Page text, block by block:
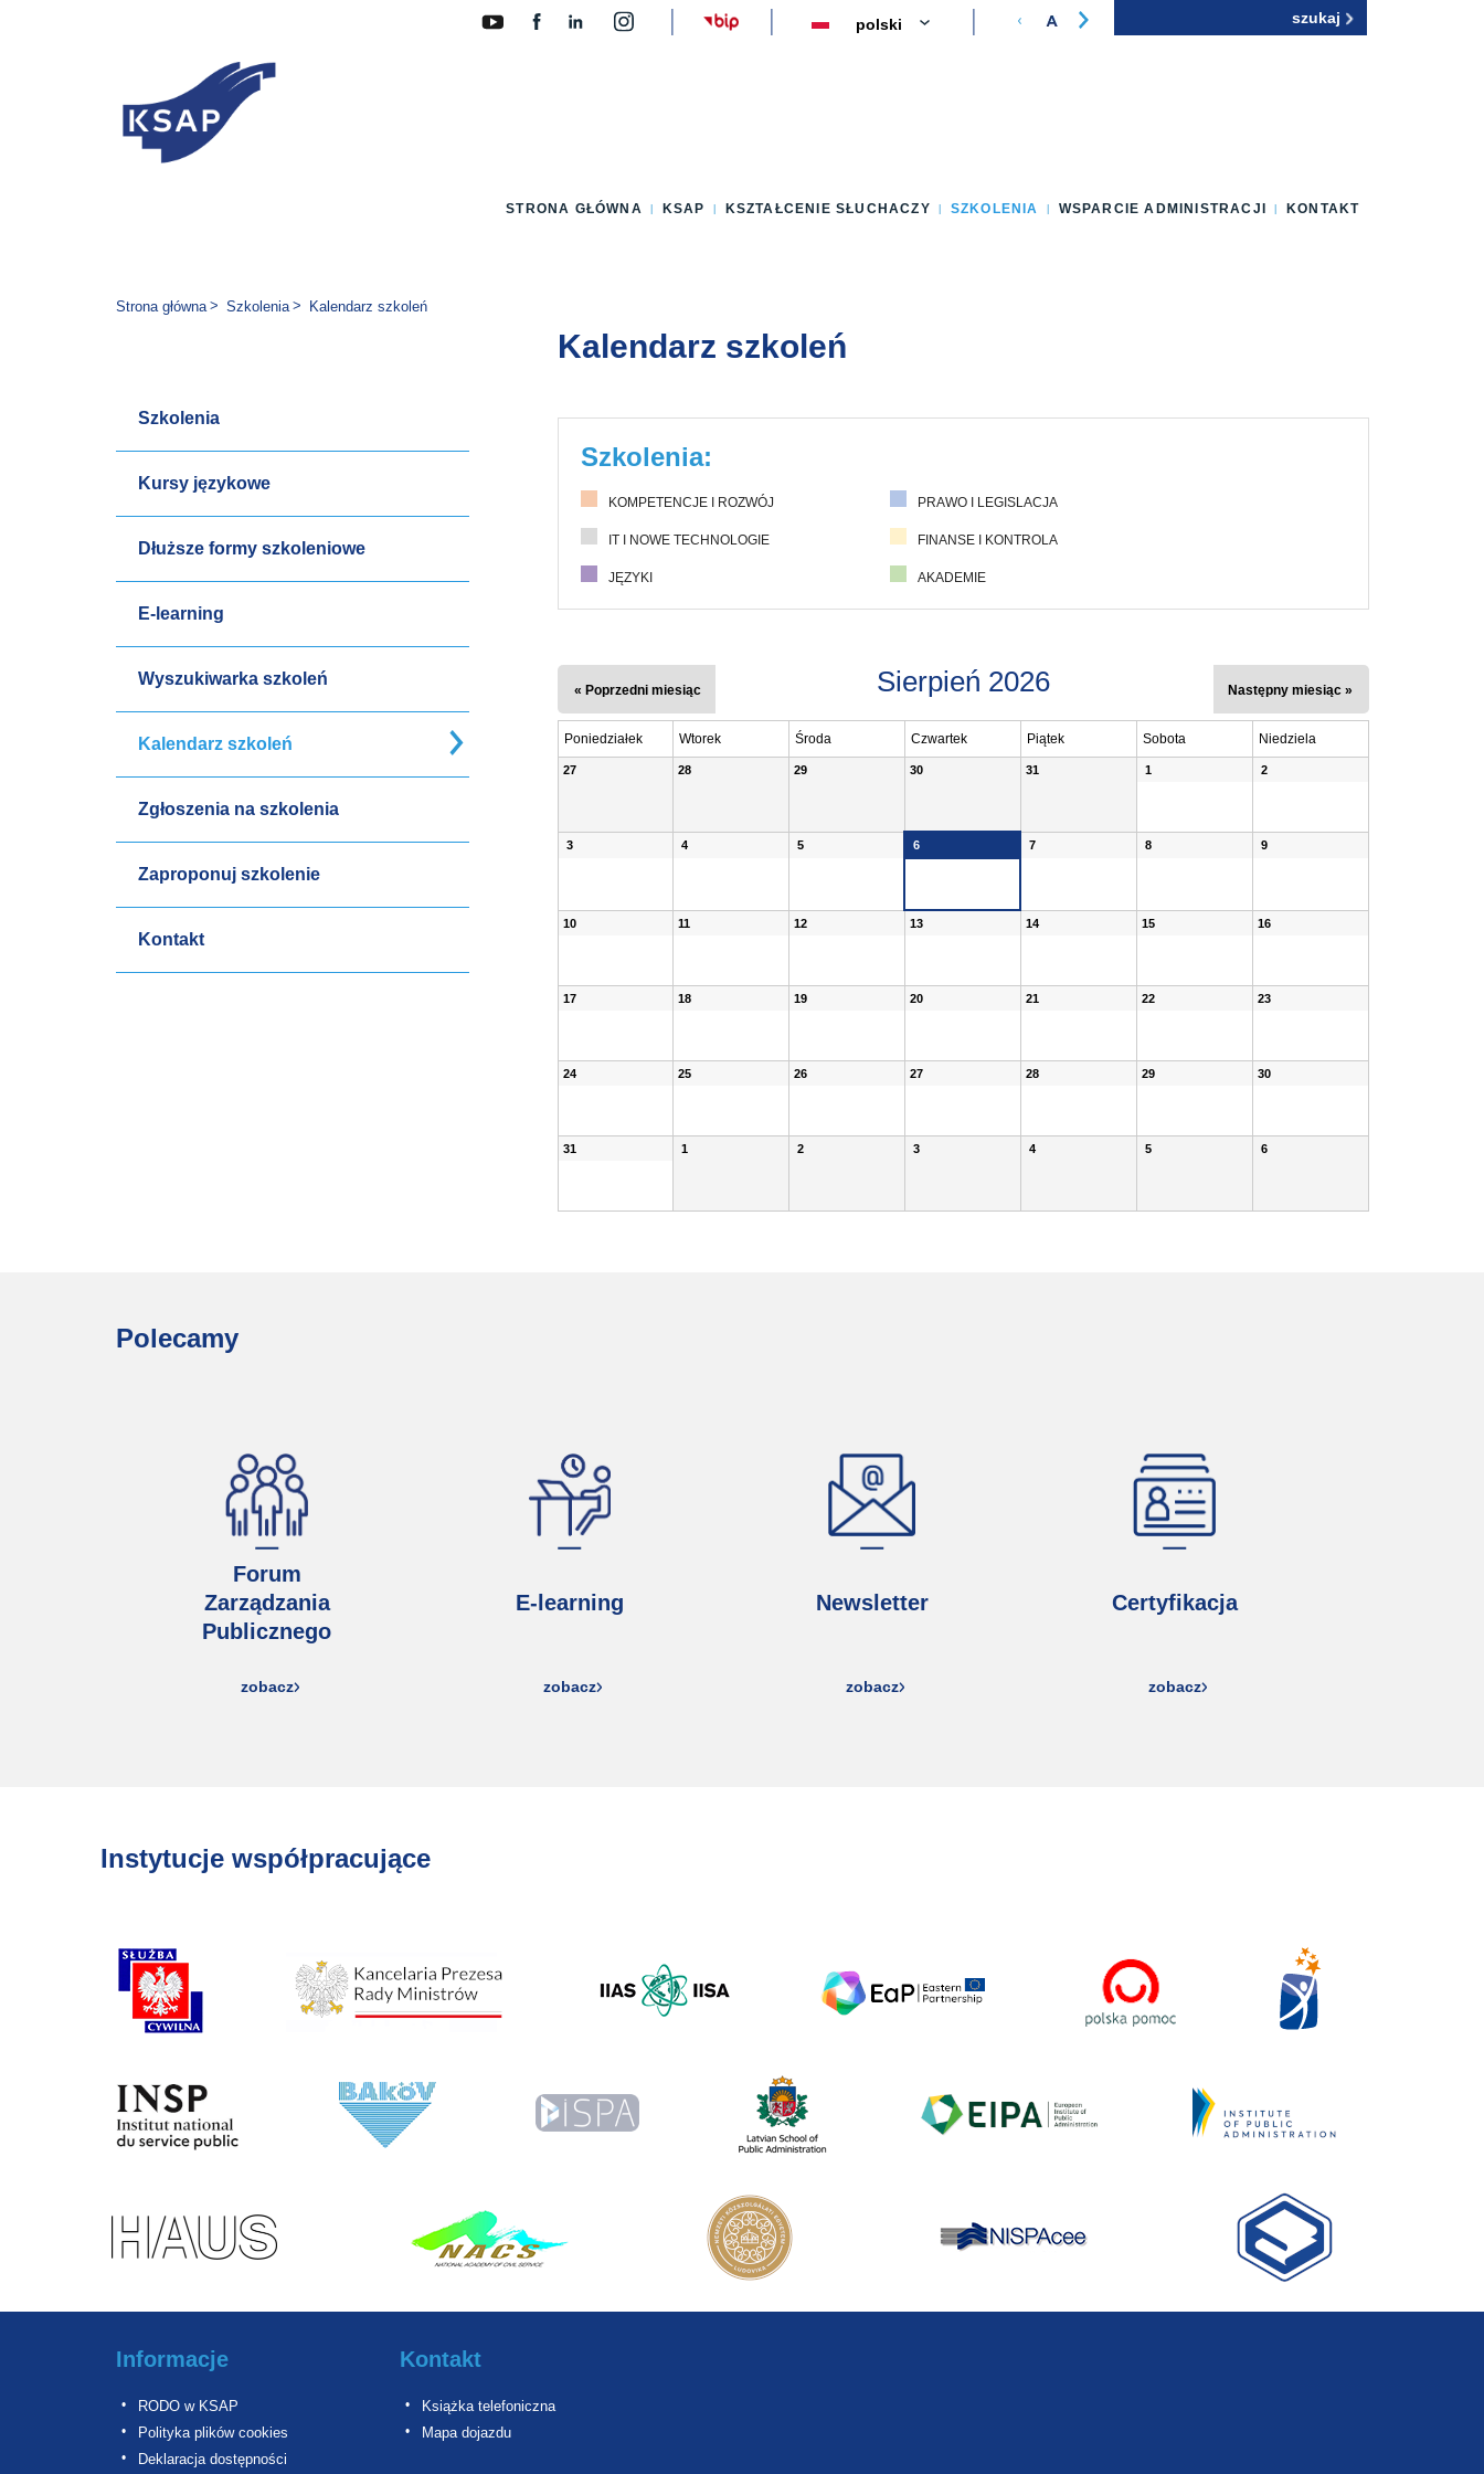
Zmień wersję językową strony
STRONA GŁÓWNA KSAP KSZTAŁCENIE SŁUCHACZY SZKOLENIA WSPARCIE ADMINISTRACJI KONTAKT
Jesteś tutaj:
Strona główna Szkolenia Kalendarz szkoleń
Kalendarz szkoleń
Szkolenia
Kursy językowe
Dłuższe formy szkoleniowe
E-learning
Wyszukiwarka szkoleń
Kalendarz szkoleń
Zgłoszenia na szkolenia
Zaproponuj szkolenie
Kontakt
Szkolenia:
KOMPETENCJE I ROZWÓJ PRAWO I LEGISLACJA
IT I NOWE TECHNOLOGIE FINANSE I KONTROLA
JĘZYKI AKADEMIE
Sierpień 2026
« Poprzedni miesiąc Następny miesiąc »
Poniedziałek Wtorek Środa Czwartek Piątek Sobota Niedziela
27 28 29 30 31 1 2
3 4 5 6 7 8 9
10 11 12 13 14 15 16
17 18 19 20 21 22 23
24 25 26 27 28 29 30
31 1 2 3 4 5 6
Polecamy
Forum
Zarządzania
Publicznego
zobacz
E-learning
zobacz
Newsletter
zobacz
Certyfikacja
zobacz
Instytucje współpracujące
Informacje
RODO w KSAP
Polityka plików cookies
Deklaracja dostępności
Kontakt
Książka telefoniczna
Mapa dojazdu